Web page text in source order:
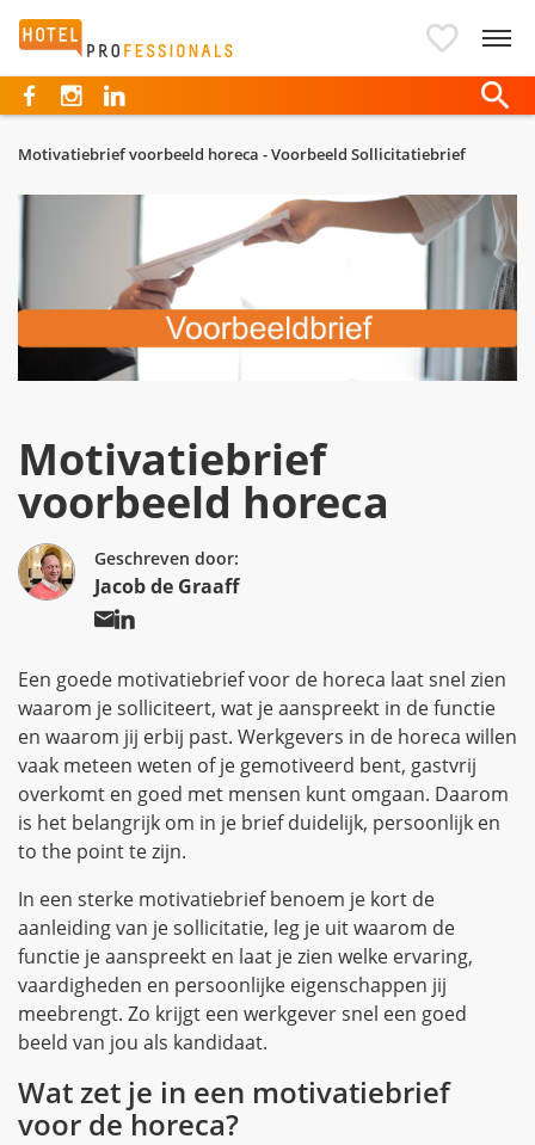
Hotelprofessionals
Motivatiebrief voorbeeld horeca - Voorbeeld Sollicitatiebrief
Motivatiebrief
voorbeeld horeca
Geschreven door:
Jacob de Graaff
Een goede motivatiebrief voor de horeca laat snel zien
waarom je solliciteert, wat je aanspreekt in de functie
en waarom jij erbij past. Werkgevers in de horeca willen
vaak meteen weten of je gemotiveerd bent, gastvrij
overkomt en goed met mensen kunt omgaan. Daarom
is het belangrijk om in je brief duidelijk, persoonlijk en
to the point te zijn.
In een sterke motivatiebrief benoem je kort de
aanleiding van je sollicitatie, leg je uit waarom de
functie je aanspreekt en laat je zien welke ervaring,
vaardigheden en persoonlijke eigenschappen jij
meebrengt. Zo krijgt een werkgever snel een goed
beeld van jou als kandidaat.
Wat zet je in een motivatiebrief
voor de horeca?